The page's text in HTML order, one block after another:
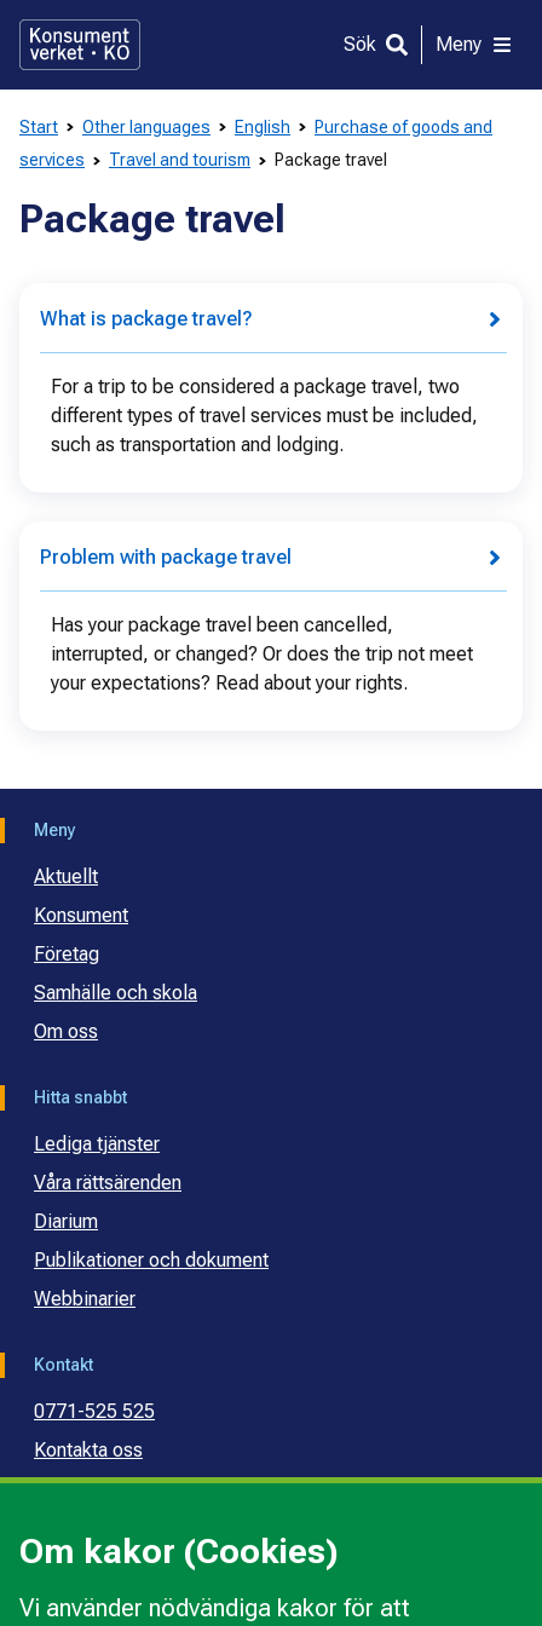
Om kakor (Cookies)
Vi använder nödvändiga kakor för att
direkt
innehållet
Sök Meny
Start Other languages English
Purchase of goods and
services
Travel and tourism Package travel
Package travel
What is package travel?
For a trip to be considered a package travel, two
different types of travel services must be included,
such as transportation and lodging.
Problem with package travel
Has your package travel been cancelled,
interrupted, or changed? Or does the trip not meet
your expectations? Read about your rights.
Meny
Aktuellt
Konsument
Företag
Samhälle och skola
Om oss
Hitta snabbt
Lediga tjänster
Våra rättsärenden
Diarium
Publikationer och dokument
Webbinarier
Kontakt
0771-525 525
Kontakta oss
Press
Kommunal budget- och skuldrådgivning